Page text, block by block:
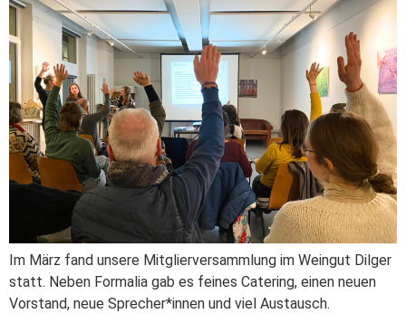
Im März fand unsere Mitglierversammlung im Weingut Dilger
statt. Neben Formalia gab es feines Catering, einen neuen
Vorstand, neue Sprecher*innen und viel Austausch.